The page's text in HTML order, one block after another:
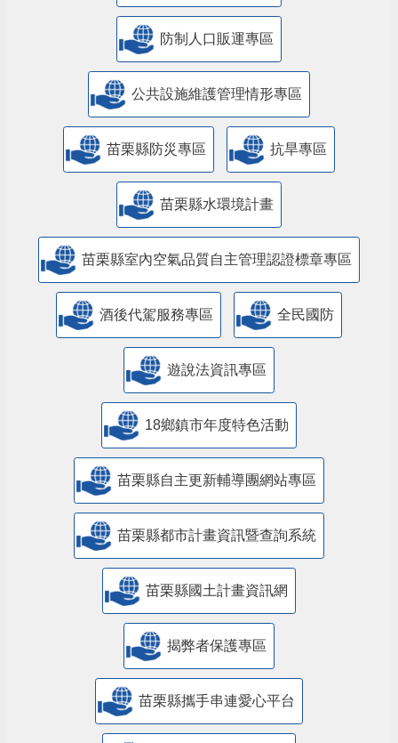
防制人口販運專區
​公共設施維護管理情形專區
苗栗縣防災專區 抗旱專區
苗栗縣水環境計畫
苗栗縣室內空氣品質自主管理認證標章專區
酒後代駕服務專區 全民國防
遊說法資訊專區
18鄉鎮市年度特色活動
苗栗縣自主更新輔導團網站專區
苗栗縣都市計畫資訊暨查詢系統
苗栗縣國土計畫資訊網
揭弊者保護專區
苗栗縣攜手串連愛心平台